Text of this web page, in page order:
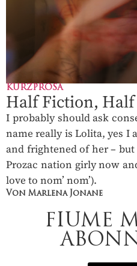
KURZPROSA
Half Fiction, Half
I probably should ask
name really is Lolita, yes I
and frightened of her – but
Prozac nation girly now
love to nom’ nom’).
Von Marlena Jonane
FIUME